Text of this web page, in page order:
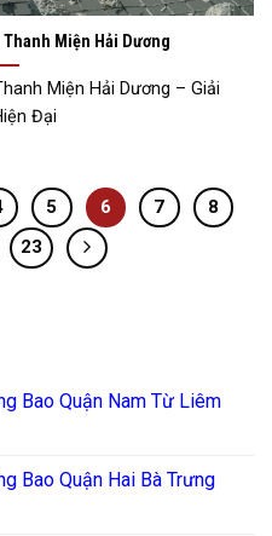
Miện Hải Dương
Miện Hải Dương – Giải
Đại
5 6 7
8
23
Bao Quận Nam Từ Liêm
Bao Quận Hai Bà Trưng